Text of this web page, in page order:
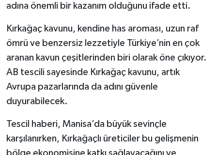
adına önemli bir kazanım olduğunu ifade etti.
Kırkağaç kavunu, kendine has aroması, uzun raf
ömrü ve benzersiz lezzetiyle Türkiye’nin en çok
aranan kavun çeşitlerinden biri olarak öne çıkıyor.
AB tescili sayesinde Kırkağaç kavunu, artık
Avrupa pazarlarında da adını güvenle
duyurabilecek.
Tescil haberi, Manisa’da büyük sevinçle
karşılanırken, Kırkağaçlı üreticiler bu gelişmenin
bölge ekonomisine katkı sağlayacağını ve